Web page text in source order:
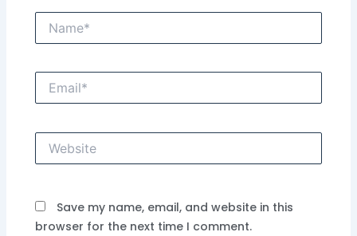
Name*
Email*
Website
Save my name, email, and website in this
browser for the next time I comment.